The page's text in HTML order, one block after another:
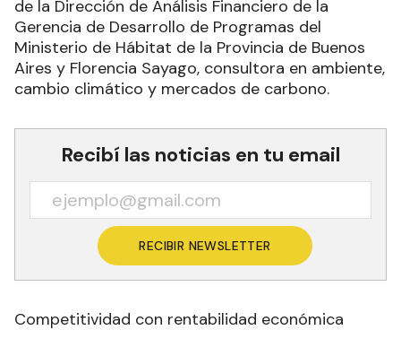
de la Dirección de Análisis Financiero de la
Gerencia de Desarrollo de Programas del
Ministerio de Hábitat de la Provincia de Buenos
Aires y Florencia Sayago, consultora en ambiente,
cambio climático y mercados de carbono.
Recibí las noticias en tu email
RECIBIR NEWSLETTER
Competitividad con rentabilidad económica